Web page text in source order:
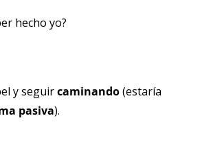
hecho yo?
y seguir caminando (estaría
pasiva).